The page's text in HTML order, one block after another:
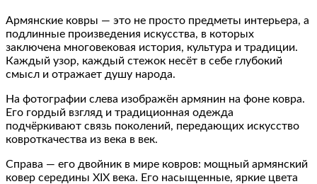
Армянские ковры — это не просто предметы интерьера, а
подлинные произведения искусства, в которых
заключена многовековая история, культура и традиции.
Каждый узор, каждый стежок несёт в себе глубокий
смысл и отражает душу народа.
На фотографии слева изображён армянин на фоне ковра.
Его гордый взгляд и традиционная одежда
подчёркивают связь поколений, передающих искусство
ковроткачества из века в век.
Справа — его двойник в мире ковров: мощный армянский
ковер середины XIX века. Его насыщенные, яркие цвета